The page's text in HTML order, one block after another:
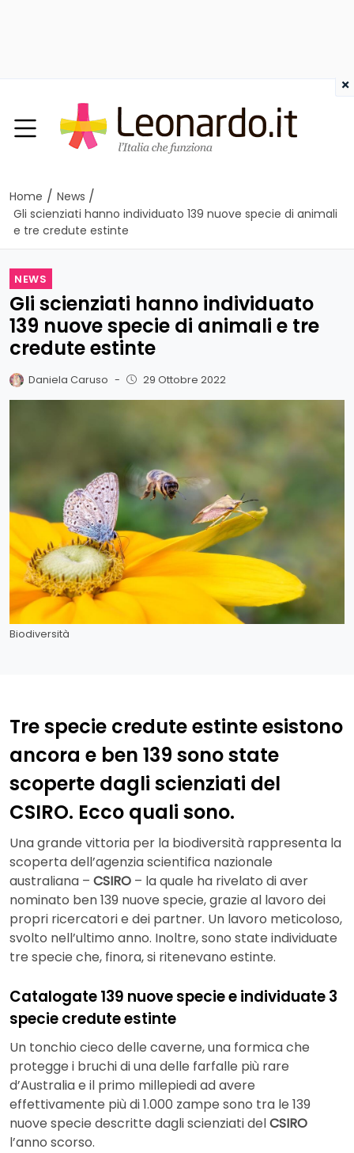
Home / News /
Gli scienziati hanno individuato 139 nuove specie di animali
e tre credute estinte
NEWS
Gli scienziati hanno individuato
139 nuove specie di animali e tre
credute estinte
Daniela Caruso - 29 Ottobre 2022
Biodiversità
Tre specie credute estinte esistono
ancora e ben 139 sono state
scoperte dagli scienziati del
CSIRO. Ecco quali sono.
Una grande vittoria per la biodiversità rappresenta la
scoperta dell’agenzia scientifica nazionale
australiana – CSIRO – la quale ha rivelato di aver
nominato ben 139 nuove specie, grazie al lavoro dei
propri ricercatori e dei partner. Un lavoro meticoloso,
svolto nell’ultimo anno. Inoltre, sono state individuate
tre specie che, finora, si ritenevano estinte.
Catalogate 139 nuove specie e individuate 3
specie credute estinte
Un tonchio cieco delle caverne, una formica che
protegge i bruchi di una delle farfalle più rare
d’Australia e il primo millepiedi ad avere
effettivamente più di 1.000 zampe sono tra le 139
nuove specie descritte dagli scienziati delCSIRO
l’anno scorso.
×